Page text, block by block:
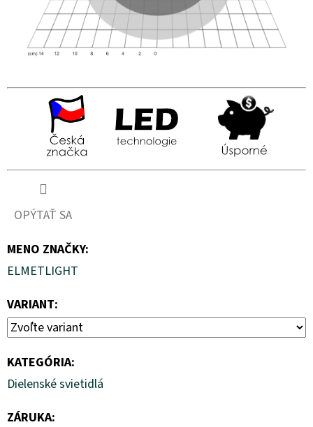
OPÝTAŤ SA
MENO ZNAČKY:
ELMETLIGHT
VARIANT:
KATEGÓRIA:
Dielenské svietidlá
ZÁRUKA: